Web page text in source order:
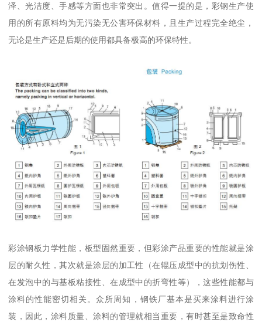
泽、光洁度、手感等方面也非常突出。值得一提的是，彩钢生产使
用的所有原料均为无污染无公害环保材料，且生产过程完全绝尘，
无论是生产还是后期的使用都具备极高的环保特性。
彩涂钢板力学性能，板型固然重要，但彩涂产品重要的性能就是涂
层的耐久性，其次就是涂层的加工性（在辊压成型中的抗划伤性、
在发泡中的与基板粘接性、在成型中的折弯性等），这些性能都与
涂料的性能密切相关。众所周知，钢铁厂基本是买来涂料进行涂
装，因此，涂料质量、涂料的管理就相当重要，有时甚至是致命性